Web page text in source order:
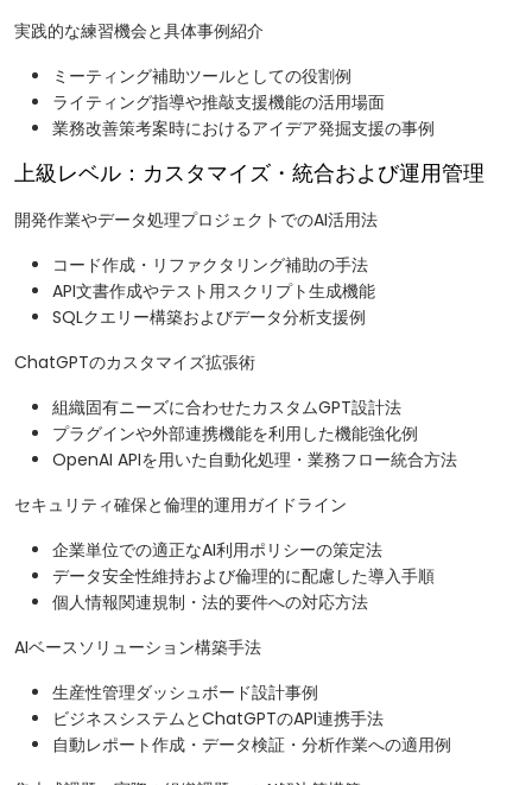
実践的な練習機会と具体事例紹介
ミーティング補助ツールとしての役割例
ライティング指導や推敲支援機能の活用場面
業務改善策考案時におけるアイデア発掘支援の事例
上級レベル：カスタマイズ・統合および運用管理
開発作業やデータ処理プロジェクトでのAI活用法
コード作成・リファクタリング補助の手法
API文書作成やテスト用スクリプト生成機能
SQLクエリー構築およびデータ分析支援例
ChatGPTのカスタマイズ拡張術
組織固有ニーズに合わせたカスタムGPT設計法
プラグインや外部連携機能を利用した機能強化例
OpenAI APIを用いた自動化処理・業務フロー統合方法
セキュリティ確保と倫理的運用ガイドライン
企業単位での適正なAI利用ポリシーの策定法
データ安全性維持および倫理的に配慮した導入手順
個人情報関連規制・法的要件への対応方法
AIベースソリューション構築手法
生産性管理ダッシュボード設計事例
ビジネスシステムとChatGPTのAPI連携手法
自動レポート作成・データ検証・分析作業への適用例